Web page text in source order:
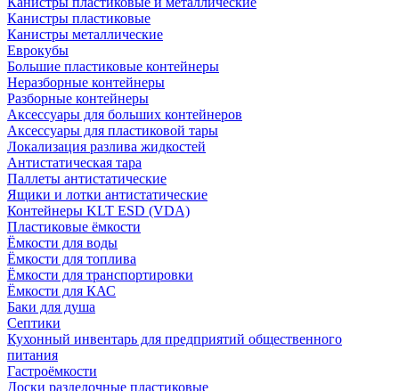
Канистры пластиковые
Канистры металлические
Еврокубы
Большие пластиковые контейнеры
Неразборные контейнеры
Разборные контейнеры
Аксессуары для больших контейнеров
Аксессуары для пластиковой тары
Локализация разлива жидкостей
Антистатическая тара
Паллеты антистатические
Ящики и лотки антистатические
Контейнеры KLT ESD (VDA)
Пластиковые ёмкости
Ёмкости для воды
Ёмкости для топлива
Ёмкости для транспортировки
Ёмкости для КАС
Баки для душа
Септики
Кухонный инвентарь для предприятий общественного
питания
Гастроёмкости
Доски разделочные пластиковые